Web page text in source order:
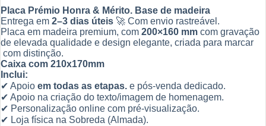
Placa Prémio Honra & Mérito. Base de madeira
Entrega em 2–3 dias úteis 🚀 Com envio rastreável.
Placa em madeira premium, com 200×160 mm com gravação
de elevada qualidade e design elegante, criada para marcar
com distinção.
Caixa com 210x170mm
Inclui:
✔ Apoio em todas as etapas. e pós-venda dedicado.
✔ Apoio na criação do texto/imagem de homenagem.
✔ Personalização online com pré-visualização.
✔ Loja física na Sobreda (Almada).